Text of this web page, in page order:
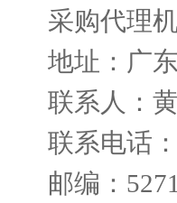
采购代理
地址：广
联系人：
联系电话
邮编：